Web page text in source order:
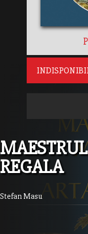
REGALA
Stefan Masu